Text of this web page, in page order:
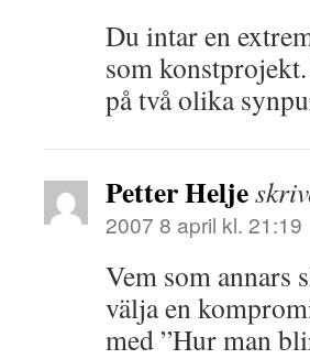
Du intar en
som
på två olika
Petter Helje
2007 8 april kl. 21:19
Vem som annars
välja en
med ”Hur man